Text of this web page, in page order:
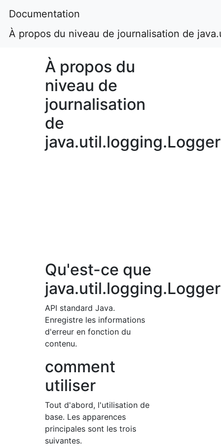
Documentation
À propos du niveau de journalisation de
À propos du
niveau de
journalisation
de
java.util.logging.Logger
Qu'est-ce que
API standard Java.
Enregistre les informations
d'erreur en fonction du
contenu.
comment
utiliser
Tout d'abord, l'utilisation de
base. Les apparences
principales sont les trois
suivantes.